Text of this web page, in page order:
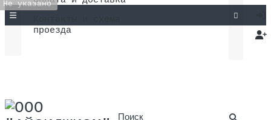
проезда
Не указано